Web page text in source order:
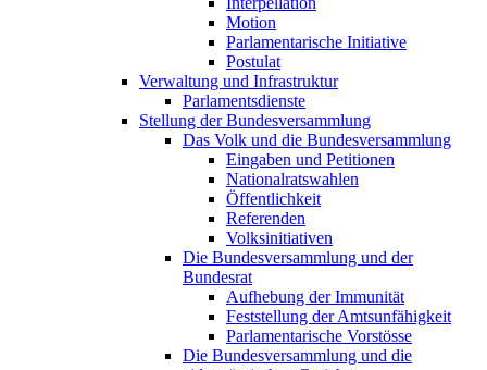
Motion
Parlamentarische Initiative
Postulat
Verwaltung und Infrastruktur
Parlamentsdienste
Stellung der Bundesversammlung
Das Volk und die Bundesversammlung
Eingaben und Petitionen
Nationalratswahlen
Öffentlichkeit
Referenden
Volksinitiativen
Die Bundesversammlung und der
Bundesrat
Aufhebung der Immunität
Feststellung der Amtsunfähigkeit
Parlamentarische Vorstösse
Die Bundesversammlung und die